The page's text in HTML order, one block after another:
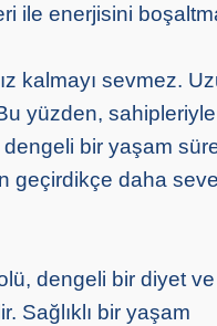
ile enerjisini
kalmayı sevmez.
yüzden,
bir yaşam
geçirdikçe daha
dengeli bir diyet
Sağlıklı bir yaşam